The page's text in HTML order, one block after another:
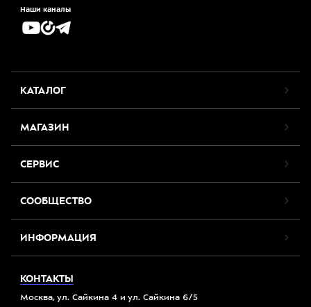
Наши каналы
КАТАЛОГ
МАГАЗИН
СЕРВИС
СООБЩЕСТВО
ИНФОРМАЦИЯ
КОНТАКТЫ
Москва, ул. Сайкина 4 и ул. Сайкина 6/5